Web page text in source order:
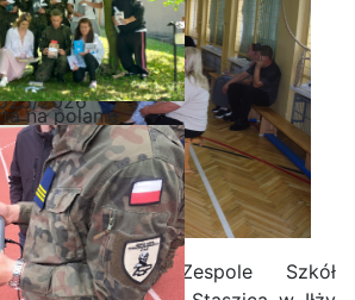
certyfikatów
w roku
2026
na polanie
2025 r. w Zespole Szkół